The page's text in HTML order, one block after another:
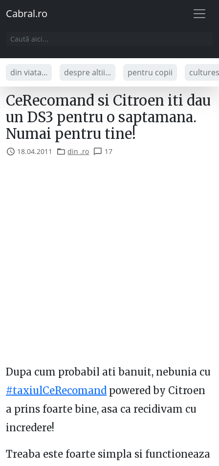
Cabral.ro
din viata... despre altii... pentru copii
CeRecomand si Citroen iti dau
un DS3 pentru o saptamana.
Numai pentru tine!
18.04.2011 din .ro 17
Dupa cum probabil ati banuit, nebunia cu
#taxiulCeRecomand powered by Citroen
a prins foarte bine, asa ca recidivam cu
incredere!
Treaba este foarte simpla si functioneaza